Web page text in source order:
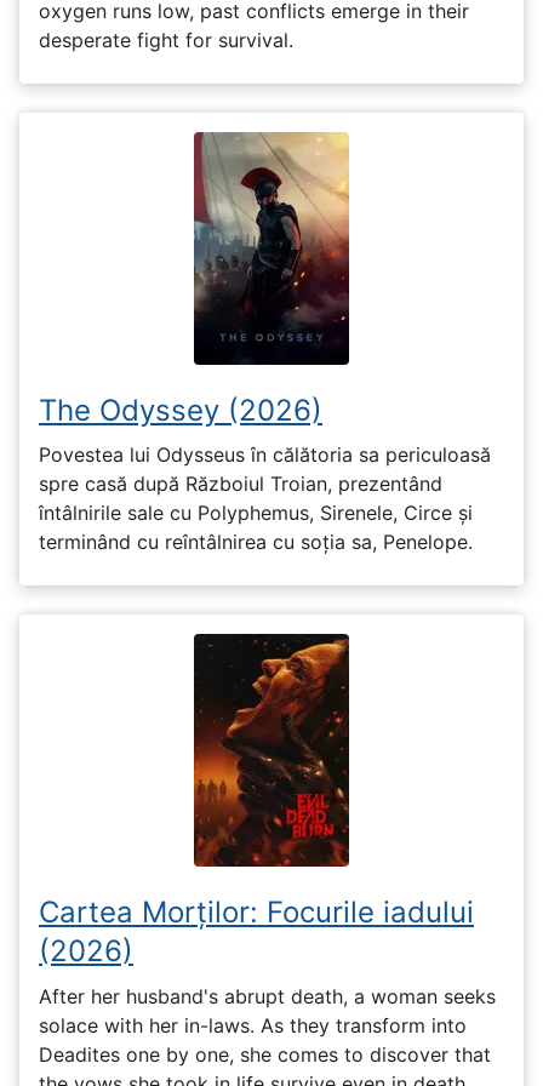
oxygen runs low, past conflicts emerge in their
desperate fight for survival.
The Odyssey (2026)
Povestea lui Odysseus în călătoria sa periculoasă
spre casă după Războiul Troian, prezentând
întâlnirile sale cu Polyphemus, Sirenele, Circe și
terminând cu reîntâlnirea cu soția sa, Penelope.
Cartea Morților: Focurile iadului
(2026)
After her husband's abrupt death, a woman seeks
solace with her in-laws. As they transform into
Deadites one by one, she comes to discover that